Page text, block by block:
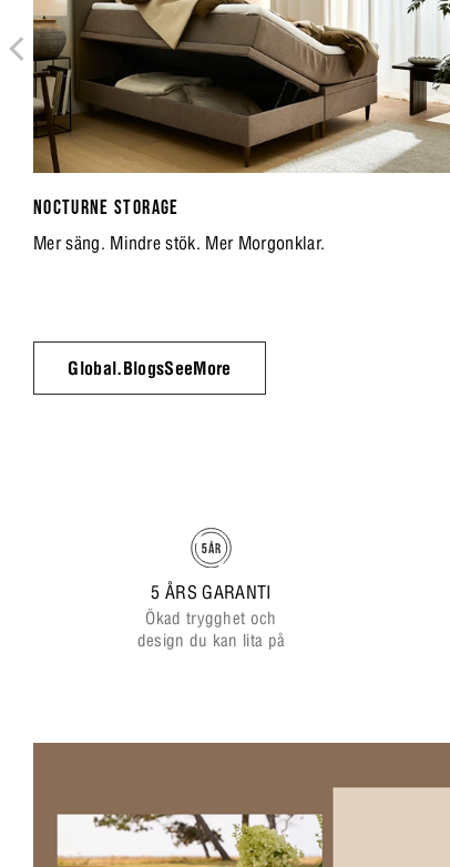
NOCTURNE STORAGE
Mer säng. Mindre stök. Mer Morgonklar.
Global.BlogsSeeMore
5 ÅRS GARANTI
Ökad trygghet och
design du kan lita på